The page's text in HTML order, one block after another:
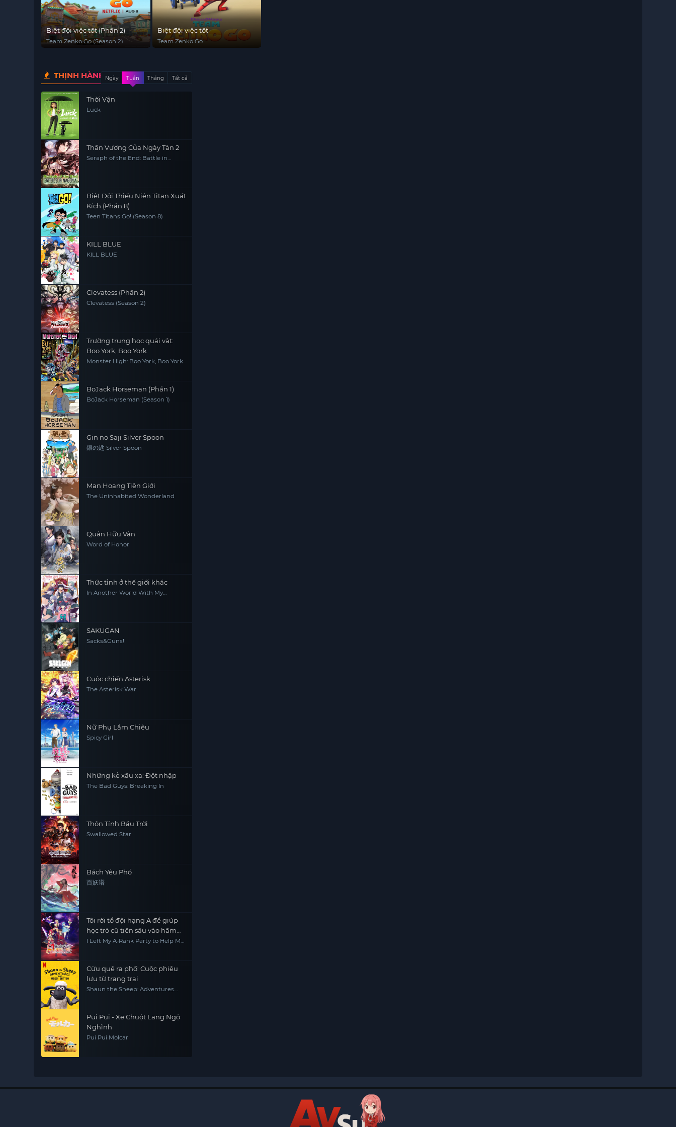
Biệt đội việc tốt (Phần 2)
Team Zenko Go (Season 2)
Biệt đội việc tốt
Team Zenko Go
THỊNH HÀNHNgày Tuần Tháng Tất cả
Thời Vận
Luck
Thần Vương Của Ngày Tàn 2
Seraph of the End: Battle in
Biệt Đội Thiếu Niên Titan Xuất
Kích (Phần 8)
Teen Titans Go! (Season 8)
KILL BLUE
KILL BLUE
Clevatess (Phần 2)
Clevatess (Season 2)
Trường trung học quái vật:
Boo York, Boo York
Monster High: Boo York, Boo York
BoJack Horseman (Phần 1)
BoJack Horseman (Season 1)
Gin no Saji Silver Spoon
銀の匙 Silver Spoon
Man Hoang Tiên Giới
The Uninhabited Wonderland
Quân Hữu Vân
Word of Honor
Thức tỉnh ở thế giới khác
In Another World With My
SAKUGAN
Sacks&Guns!!
Cuộc chiến Asterisk
The Asterisk War
Nữ Phụ Lắm Chiêu
Spicy Girl
Những kẻ xấu xa: Đột nhập
The Bad Guys: Breaking In
Thôn Tính Bầu Trời
Swallowed Star
Bách Yêu Phổ
百妖谱
Tôi rời tổ đội hạng A để giúp
học trò cũ tiến sâu vào hầm
ngục!
I Left My A-Rank Party to Help My
Cừu quê ra phố: Cuộc phiêu
lưu từ trang trại
Shaun the Sheep: Adventures
Pui Pui - Xe Chuột Lang Ngộ
Nghĩnh
Pui Pui Molcar